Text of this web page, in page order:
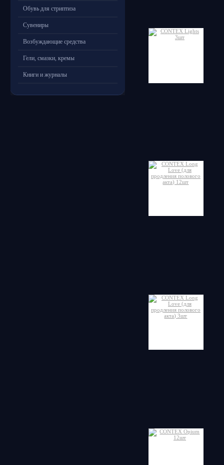
Обувь для стриптиза
Сувениры
Возбуждающие средства
Гели, смазки, кремы
Книги и журналы